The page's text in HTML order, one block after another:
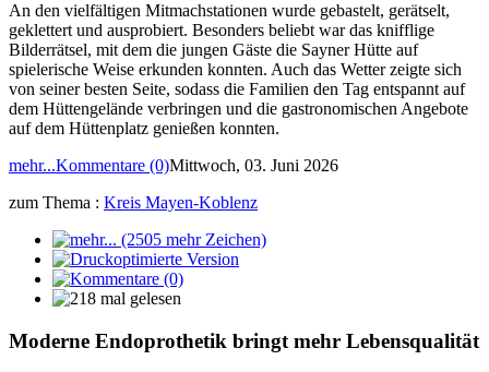
An den vielfältigen Mitmachstationen wurde gebastelt, gerätselt,
geklettert und ausprobiert. Besonders beliebt war das knifflige
Bilderrätsel, mit dem die jungen Gäste die Sayner Hütte auf
spielerische Weise erkunden konnten. Auch das Wetter zeigte sich
von seiner besten Seite, sodass die Familien den Tag entspannt auf
dem Hüttengelände verbringen und die gastronomischen Angebote
auf dem Hüttenplatz genießen konnten.
mehr...Kommentare (0)Mittwoch, 03. Juni 2026
zum Thema : Kreis Mayen-Koblenz
Moderne Endoprothetik bringt mehr Lebensqualität